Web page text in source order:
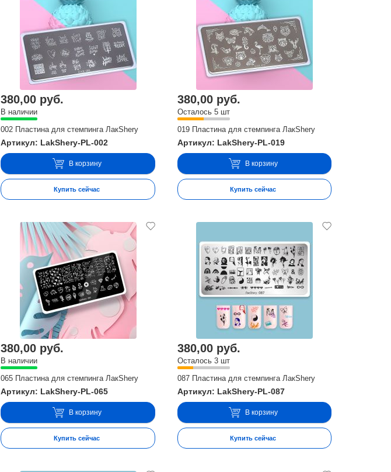
380,00 руб.
В наличии
002 Пластина для стемпинга ЛакShery
Артикул: LakShery-PL-002
В корзину
Купить сейчас
380,00 руб.
Осталось 5 шт
019 Пластина для стемпинга ЛакShery
Артикул: LakShery-PL-019
В корзину
Купить сейчас
380,00 руб.
В наличии
065 Пластина для стемпинга ЛакShery
Артикул: LakShery-PL-065
В корзину
Купить сейчас
380,00 руб.
Осталось 3 шт
087 Пластина для стемпинга ЛакShery
Артикул: LakShery-PL-087
В корзину
Купить сейчас